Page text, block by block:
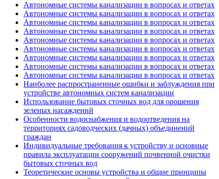
Автономные системы канализации в вопросах и ответах
Автономные системы канализации в вопросах и ответах
Автономные системы канализации в вопросах и ответах
Автономные системы канализации в вопросах и ответах
Автономные системы канализации в вопросах и ответах
Автономные системы канализации в вопросах и ответах
Автономные системы канализации в вопросах и ответах
Автономные системы канализации в вопросах и ответах
Автономные системы канализации в вопросах и ответах
Наиболее распространенные ошибки и заблуждения при
устройстве автономных систем канализации
Использование бытовых сточных вод для орошения
зеленых насаждений
Особенности водоснабжения и водоотведения на
территориях садоводческих (дачных) объединений
граждан
Индивидуальные требования к устройству и основные
правила эксплуатации сооружений почвенной очистки
бытовых сточных вод
Теоретические основы устройства и общие принципы